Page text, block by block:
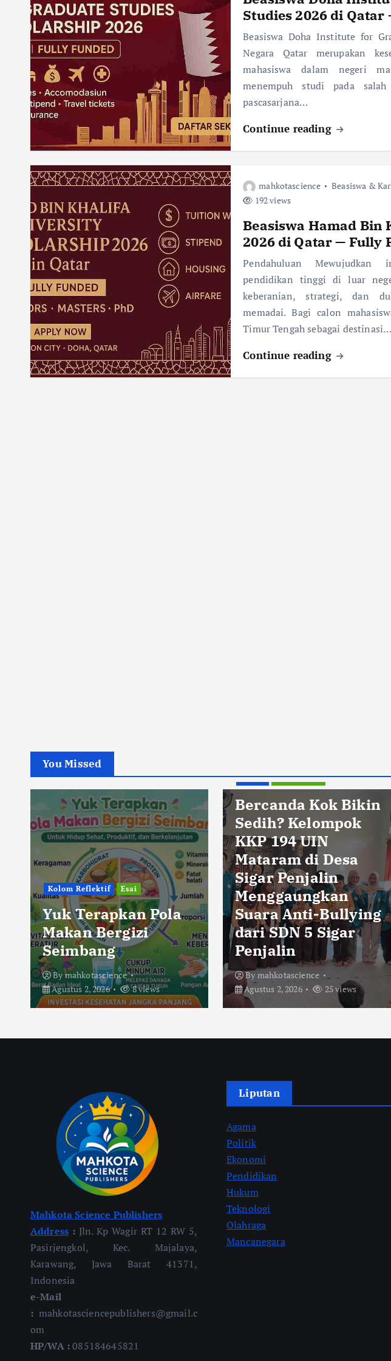
Studies 2026 di
Beasiswa Doha Institute for
Negara Qatar merupakan
mahasiswa dalam negeri
menempuh studi pada
pascasarjana…
Continue reading
mahkotascience Beasiswa &
192 views
Beasiswa Hamad
2026 di Qatar — Fully
Pendahuluan Mewujudkan
pendidikan tinggi di luar
keberanian, strategi, dan
memadai. Bagi calon
Timur Tengah sebagai destinasi…
Continue reading
You Missed
Kolom Reflektif Esai
Yuk Terapkan Pola
Makan Bergizi
Seimbang
Bymahkotascience
Agustus 2, 2026
8 views
Berita Pendidikan
Bercanda Kok Bikin
Sedih? Kelompok
KKP 194 UIN
Mataram di Desa
Sigar Penjalin
Menggaungkan
Suara Anti-Bullying
dari SDN 5 Sigar
Penjalin
By mahkotascience
Agustus 2, 2026
25 views
Mahkota Science Publishers
Address : Jln. Kp Wagir RT 12 RW 5,
Pasirjengkol, Kec. Majalaya,
Karawang, Jawa Barat 41371,
Indonesia
e-Mail
: mahkotasciencepublishers@gmail.c
om
HP/WA :085184645821
Liputan
Agama
Politik
Ekonomi
Pendidikan
Hukum
Teknologi
Olahraga
Mancanegara